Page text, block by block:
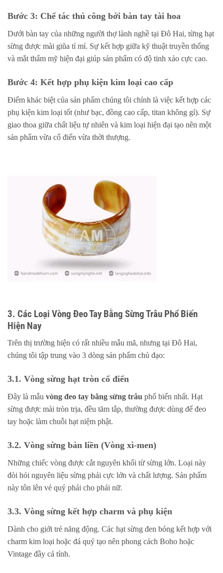
Bước 3: Chế tác thủ công bởi bàn tay tài hoa
Dưới bàn tay của những người thợ lành nghề tại Đô Hai, từng hạt
sừng được mài giũa tỉ mỉ. Sự kết hợp giữa kỹ thuật truyền thống
và mắt thẩm mỹ hiện đại giúp sản phẩm có độ tinh xảo cực cao.
Bước 4: Kết hợp phụ kiện kim loại cao cấp
Điểm khác biệt của sản phẩm chúng tôi chính là việc kết hợp các
phụ kiện kim loại tốt (như bạc, đồng cao cấp, titan không gỉ). Sự
giao thoa giữa chất liệu tự nhiên và kim loại hiện đại tạo nên một
sản phẩm vừa cổ điển vừa thời thượng.
3. Các Loại Vòng Đeo Tay Bằng Sừng Trâu Phổ Biến
Hiện Nay
Trên thị trường hiện có rất nhiều mẫu mã, nhưng tại Đô Hai,
chúng tôi tập trung vào 3 dòng sản phẩm chủ đạo:
3.1. Vòng sừng hạt tròn cổ điển
Đây là mẫu vòng đeo tay bằng sừng trâu phổ biến nhất. Hạt
sừng được mài tròn trịa, đều tăm tắp, thường được dùng để đeo
tay hoặc làm chuỗi hạt niệm phật.
3.2. Vòng sừng bản liền (Vòng xì-men)
Những chiếc vòng được cắt nguyên khối từ sừng lớn. Loại này
đòi hỏi nguyên liệu sừng phải cực lớn và chất lượng. Sản phẩm
này tôn lên vẻ quý phái cho phái nữ.
3.3. Vòng sừng kết hợp charm và phụ kiện
Dành cho giới trẻ năng động. Các hạt sừng đen bóng kết hợp với
charm kim loại hoặc đá quý tạo nên phong cách Boho hoặc
Vintage đầy cá tính.